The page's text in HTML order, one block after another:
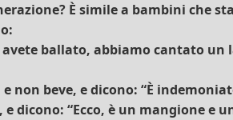
È simile a bambini che
ballato, abbiamo cantato un
non beve, e dicono: “È
dicono: “Ecco, è un mangione e